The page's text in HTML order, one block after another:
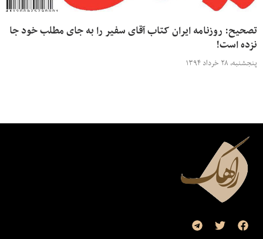
تصحیح: روزنامه ایران کتاب آقای سفیر را به جای مطلب خود جا
نزده است!
پنجشنبه، ۲۸ خرداد ۱۳۹۴